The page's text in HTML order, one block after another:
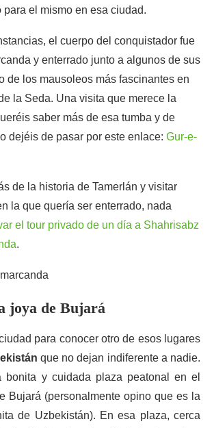
para el mismo en esa ciudad.
el cuerpo del conquistador fue
y enterrado junto a algunos de sus
de los mausoleos más fascinantes en
la Seda. Una visita que merece la
saber más de esa tumba y de
dejéis de pasar por este enlace: Gur-e-
de la historia de Tamerlán y visitar
la que quería ser enterrado, nada
el tour privado de un día a Shahrisabz
.
joya de Bujará
para conocer otro de esos lugares
que no dejan indiferente a nadie.
bonita y cuidada plaza peatonal en el
Bujará (personalmente opino que es la
de Uzbekistán). En esa plaza, cerca